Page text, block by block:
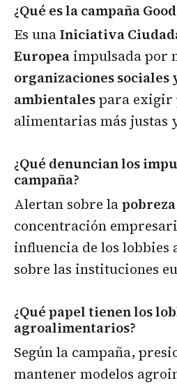
¿Qué es la campaña
Es unaIniciativa
Europeaimpulsada por
organizaciones sociales
ambientalespara exigir
alimentarias más justas
¿Qué denuncian los
campaña?
Alertan sobre la
concentración
influencia de los
sobre las instituciones
¿Qué papel tienen los
agroalimentarios?
Según la campaña,
mantener modelos